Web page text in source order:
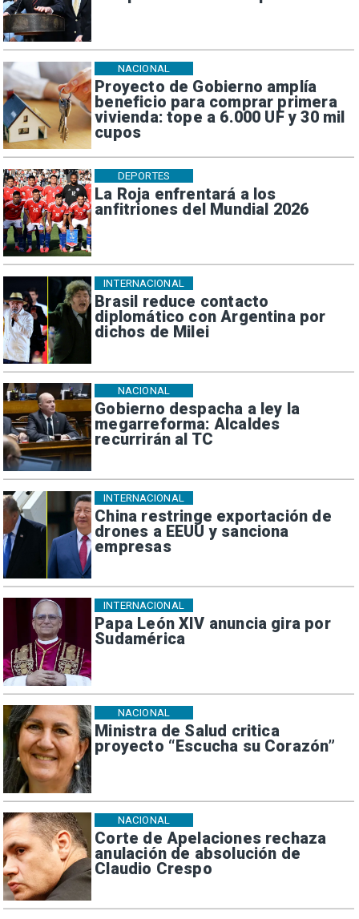
Proyecto de Gobierno amplía
beneficio para comprar primera
vivienda: tope a 6.000 UF y 30 mil
cupos
NACIONAL
La Roja enfrentará a los
anfitriones del Mundial 2026
DEPORTES
Brasil reduce contacto
diplomático con Argentina por
dichos de Milei
INTERNACIONAL
Gobierno despacha a ley la
megarreforma: Alcaldes
recurrirán al TC
NACIONAL
China restringe exportación de
drones a EEUU y sanciona
empresas
INTERNACIONAL
Papa León XIV anuncia gira por
Sudamérica
INTERNACIONAL
Ministra de Salud critica
proyecto “Escucha su Corazón”
NACIONAL
Corte de Apelaciones rechaza
anulación de absolución de
Claudio Crespo
NACIONAL